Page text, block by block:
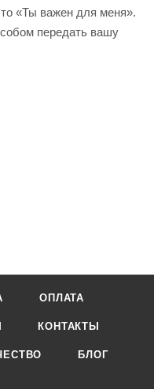
«Ты важен для меня».
передать вашу
ОПЛАТА
КОНТАКТЫ
БЛОГ